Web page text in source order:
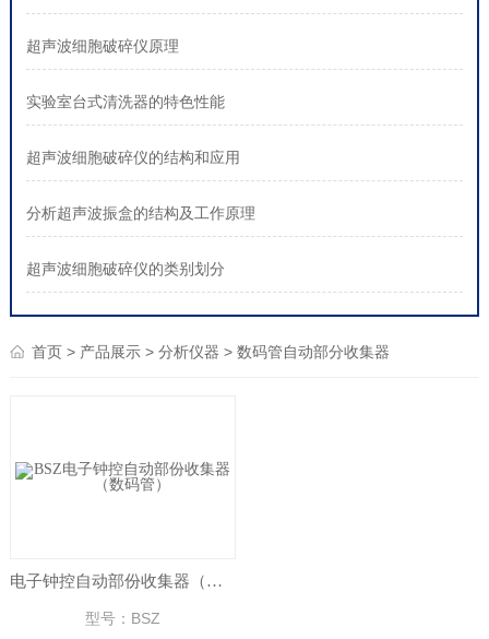
超声波细胞破碎仪原理
实验室台式清洗器的特色性能
超声波细胞破碎仪的结构和应用
分析超声波振盒的结构及工作原理
超声波细胞破碎仪的类别划分
首页> 产品展示> 分析仪器 > 数码管自动部分收集器
电子钟控自动部份收集器（数码管）
型号：BSZ